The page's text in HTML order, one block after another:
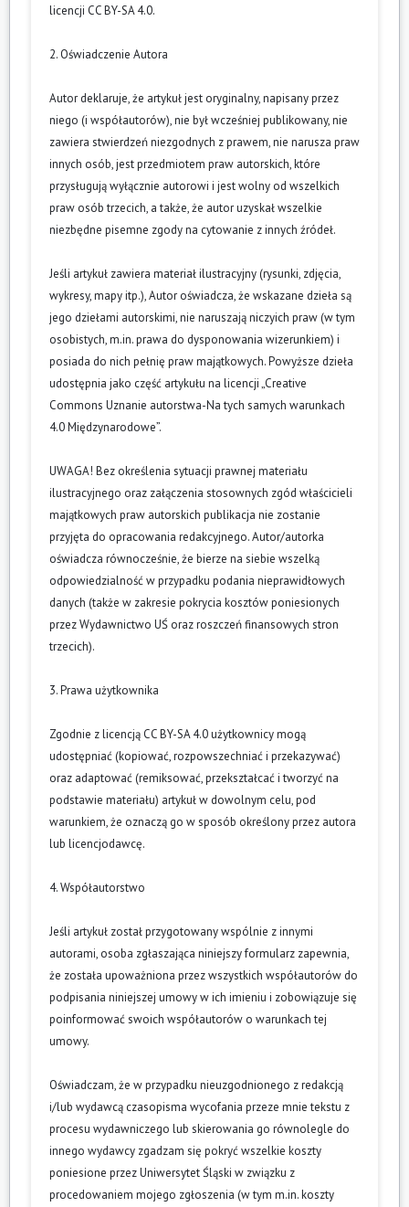
licencji CC BY-SA 4.0.
2. Oświadczenie Autora
Autor deklaruje, że artykuł jest oryginalny, napisany przez
niego (i współautorów), nie był wcześniej publikowany, nie
zawiera stwierdzeń niezgodnych z prawem, nie narusza praw
innych osób, jest przedmiotem praw autorskich, które
przysługują wyłącznie autorowi i jest wolny od wszelkich
praw osób trzecich, a także, że autor uzyskał wszelkie
niezbędne pisemne zgody na cytowanie z innych źródeł.
Jeśli artykuł zawiera materiał ilustracyjny (rysunki, zdjęcia,
wykresy, mapy itp.), Autor oświadcza, że wskazane dzieła są
jego dziełami autorskimi, nie naruszają niczyich praw (w tym
osobistych, m.in. prawa do dysponowania wizerunkiem) i
posiada do nich pełnię praw majątkowych. Powyższe dzieła
udostępnia jako część artykułu na licencji „Creative
Commons Uznanie autorstwa-Na tych samych warunkach
4.0 Międzynarodowe”.
UWAGA! Bez określenia sytuacji prawnej materiału
ilustracyjnego oraz załączenia stosownych zgód właścicieli
majątkowych praw autorskich publikacja nie zostanie
przyjęta do opracowania redakcyjnego. Autor/autorka
oświadcza równocześnie, że bierze na siebie wszelką
odpowiedzialność w przypadku podania nieprawidłowych
danych (także w zakresie pokrycia kosztów poniesionych
przez Wydawnictwo UŚ oraz roszczeń finansowych stron
trzecich).
3. Prawa użytkownika
Zgodnie z licencją CC BY-SA 4.0 użytkownicy mogą
udostępniać (kopiować, rozpowszechniać i przekazywać)
oraz adaptować (remiksować, przekształcać i tworzyć na
podstawie materiału) artykuł w dowolnym celu, pod
warunkiem, że oznaczą go w sposób określony przez autora
lub licencjodawcę.
4. Współautorstwo
Jeśli artykuł został przygotowany wspólnie z innymi
autorami, osoba zgłaszająca niniejszy formularz zapewnia,
że została upoważniona przez wszystkich współautorów do
podpisania niniejszej umowy w ich imieniu i zobowiązuje się
poinformować swoich współautorów o warunkach tej
umowy.
Oświadczam, że w przypadku nieuzgodnionego z redakcją
i/lub wydawcą czasopisma wycofania przeze mnie tekstu z
procesu wydawniczego lub skierowania go równolegle do
innego wydawcy zgadzam się pokryć wszelkie koszty
poniesione przez Uniwersytet Śląski w związku z
procedowaniem mojego zgłoszenia (w tym m.in. koszty